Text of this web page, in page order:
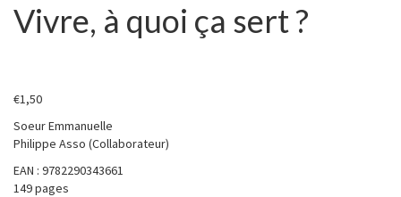
Vivre,
?
Vivre, à quoi ça sert ?
€1,50
Soeur Emmanuelle
Philippe Asso (Collaborateur)
EAN : 9782290343661
149 pages